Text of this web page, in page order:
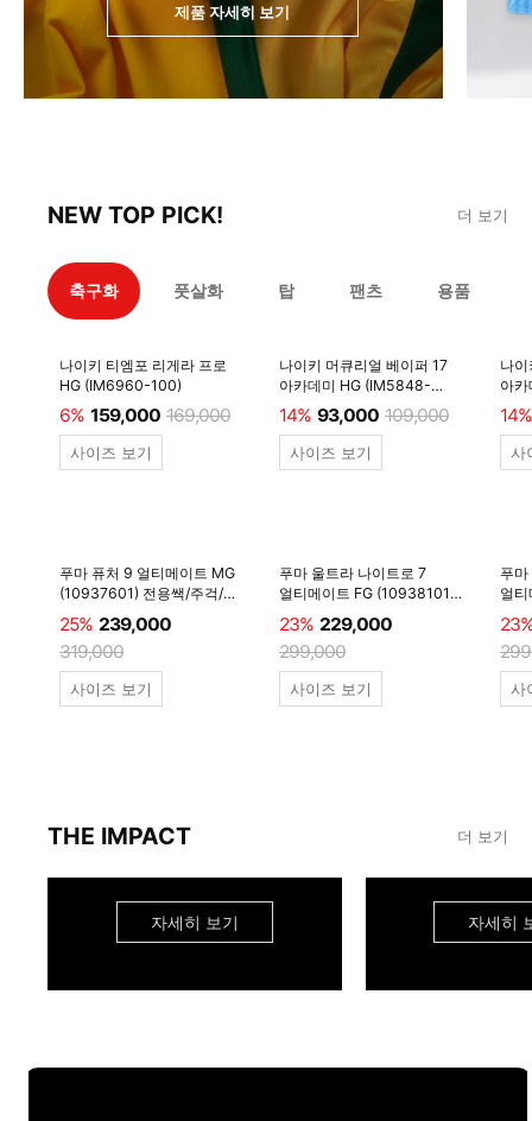
제품 자세히 보기
NEW TOP PICK! 더 보기
축구화 풋살화 탑 팬츠 용품
나이키 티엠포 리게라 프로
HG (IM6960-100)
6% 159,000 169,000
사이즈 보기
나이키 머큐리얼 베이퍼 17
아카데미 HG (IM5848-
600)
14% 93,000 109,000
사이즈 보기
나
아
14%
사
푸마 퓨처 9 얼티메이트 MG
(10937601) 전용쌕/주걱/
양말 #
25% 239,000
319,000
사이즈 보기
푸마 울트라 나이트로 7
얼티메이트 FG (10938101)
전용쌕/주걱/양말 #
23% 229,000
299,000
사이즈 보기
푸
얼
전
사
THE IMPACT 더 보기
자세히 보기 자세히